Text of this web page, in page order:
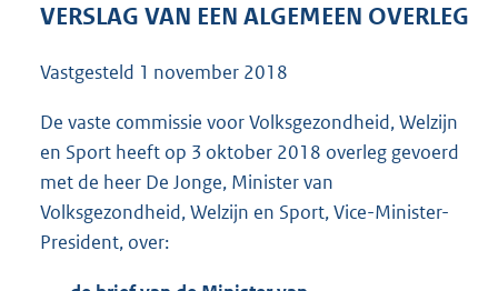
e
6
K
VERSLAG VAN EEN ALGEMEEN OVERLEG
Vastgesteld 1 november 2018
De vaste commissie voor Volksgezondheid, Welzijn
en Sport heeft op 3 oktober 2018 overleg gevoerd
met de heer De Jonge, Minister van
Volksgezondheid, Welzijn en Sport, Vice-Minister-
President, over: